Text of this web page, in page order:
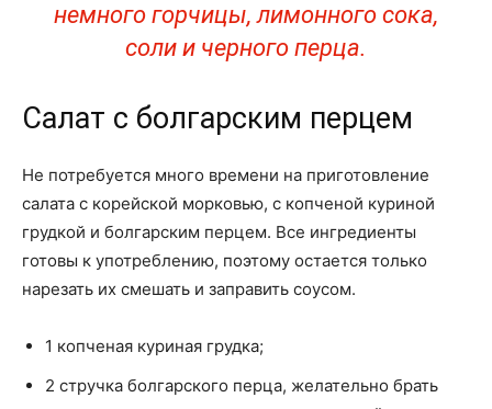
немного горчицы, лимонного сока,
соли и черного перца.
Салат с болгарским перцем
Не потребуется много времени на приготовление
салата с корейской морковью, с копченой куриной
грудкой и болгарским перцем. Все ингредиенты
готовы к употреблению, поэтому остается только
нарезать их смешать и заправить соусом.
1 копченая куриная грудка;
2 стручка болгарского перца, желательно брать